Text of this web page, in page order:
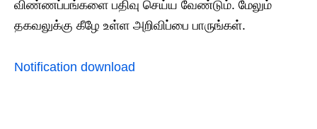
விண்ணப்பங்களை பதிவு செய்ய வேண்டும். மேலும்
தகவலுக்கு கீழே உள்ள அறிவிப்பை பாருங்கள்.
Notification download